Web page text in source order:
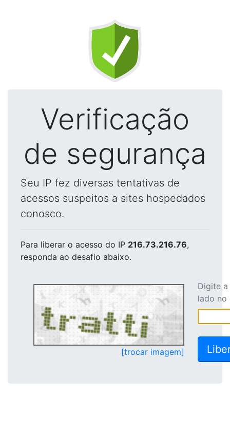
Verificação
de segurança
Seu IP fez diversas tentativas de
acessos suspeitos a sites hospedados
conosco.
Para liberar o acesso do IP 216.73.216.76,
responda ao desafio abaixo.
[trocar imagem]
Digite
lado no